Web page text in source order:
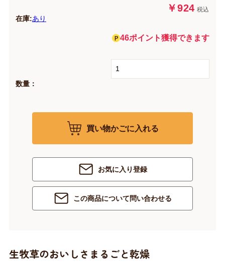
￥924 税込
在庫:あり
46ポイント獲得できます
数量：
買い物かごに入れる
お気に入り登録
この商品について問い合わせる
生牧草のおいしさまるごと乾燥